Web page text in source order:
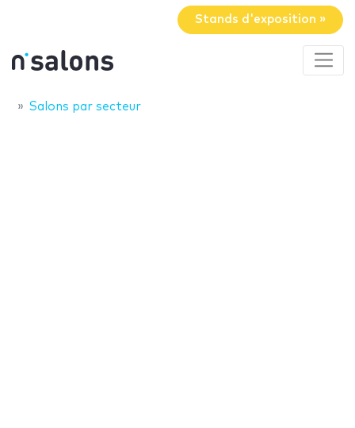
Stands d'exposition »
Salons par secteur